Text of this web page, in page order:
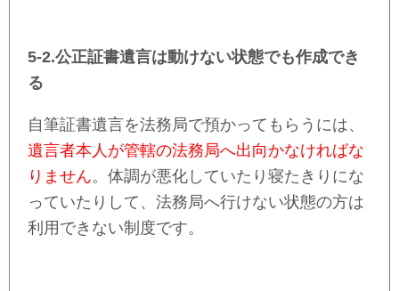
5-2.公正証書遺言は動けない状態でも作成でき
る
自筆証書遺言を法務局で預かってもらうには、
遺言者本人が管轄の法務局へ出向かなければな
りません。体調が悪化していたり寝たきりにな
っていたりして、法務局へ行けない状態の方は
利用できない制度です。